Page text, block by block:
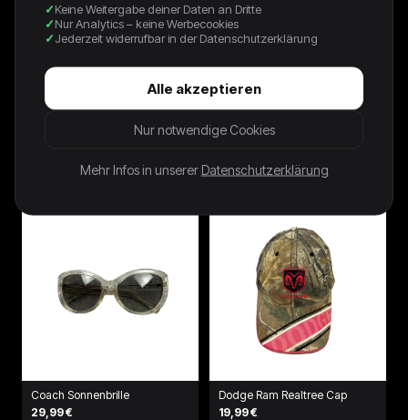
26,00 €
Coach Sonnenbrille
29,99 €
Dodge Ram Realtree Cap
19,99 €
Keine Weitergabe deiner Daten an Dritte
Nur Analytics – keine Werbecookies
Jederzeit widerrufbar in der Datenschutzerklärung
Alle akzeptieren
Nur notwendige Cookies
Mehr Infos in unserer Datenschutzerklärung